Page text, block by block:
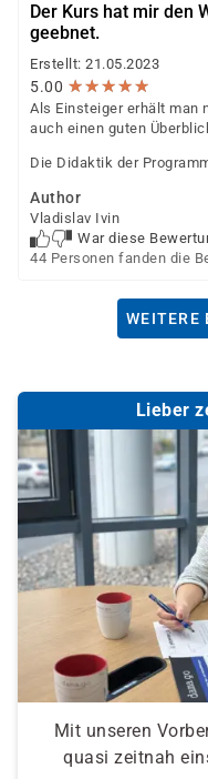
Der Kurs hat mir den
geebnet.
Erstellt: 21.05.2023
5.00 ★★★★★
★★★★★
Als Einsteiger erhält man
auch einen guten
Die Didaktik der
Author
Vladislav Ivin
War diese
44 Personen fanden die
WEITERE
Lieber
Mit unseren
quasi zeitnah